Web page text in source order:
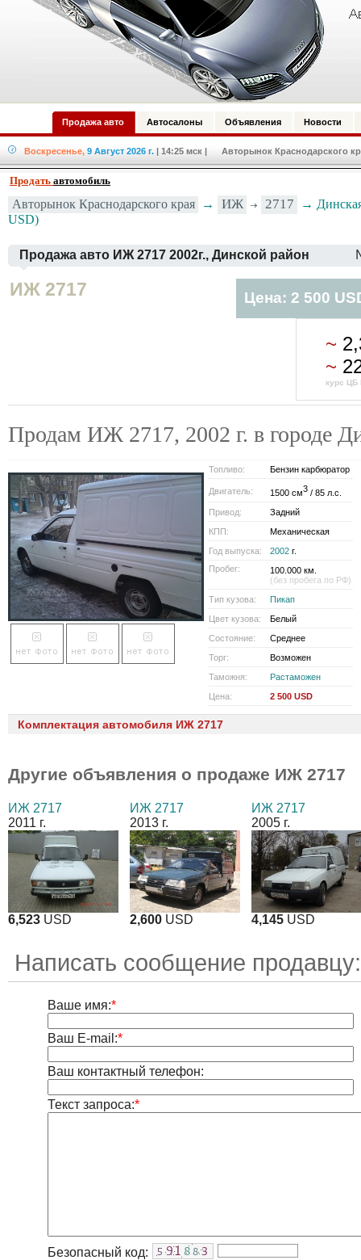
Продажа авто Автосалоны Объявления Новости
Воскресенье, 9 Август 2026 г. | 14:25 мск | Авторынок Краснодарского
Продать автомобиль
Авторынок Краснодарского края → ИЖ 2717
→
USD)
Продажа авто ИЖ 2717 2002г., Динской район
ИЖ 2717 Цена: 2 500
~
~
курс ЦБ
Продам ИЖ 2717, 2002 г. в городе
Топливо: Бензин карбюратор
Двигатель: 1500 см3 / 85 л.с.
Привод:
Задний
КПП:
Механическая
Год выпуска:
2002 г.
Пробег:
100.000 км.
(без пробега по РФ)
Тип кузова:
Пикап
Цвет кузова:
Белый
Состояние:
Среднее
Торг:
Возможен
Таможня:
Растаможен
Цена:
2 500 USD
Комплектация автомобиля ИЖ 2717
Другие объявления о продаже ИЖ 2717
ИЖ 2717
2011 г.
6,523 USD
ИЖ 2717
2013 г.
2,600 USD
ИЖ 2717
2005 г.
4,145 USD
Написать сообщение
Ваше имя:*
Ваш E-mail:*
Ваш контактный телефон:
Текст запроса:*
Безопасный код: